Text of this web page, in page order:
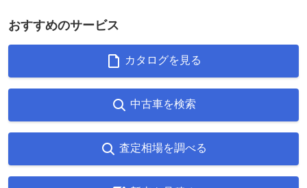
おすすめのサービス
カタログを見る
中古車を検索
査定相場を調べる